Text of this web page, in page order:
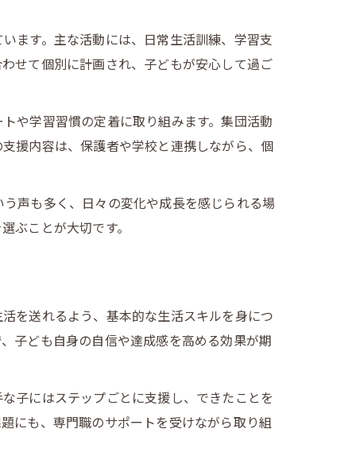
ます。主な活動には、日常生活訓練、学習支
せて個別に計画され、子どもが安心して過ご
や学習習慣の定着に取り組みます。集団活動
援内容は、保護者や学校と連携しながら、個
声も多く、日々の変化や成長を感じられる場
ぶことが大切です。
を送れるよう、基本的な生活スキルを身につ
子ども自身の自信や達成感を高める効果が期
子にはステップごとに支援し、できたことを
にも、専門職のサポートを受けながら取り組